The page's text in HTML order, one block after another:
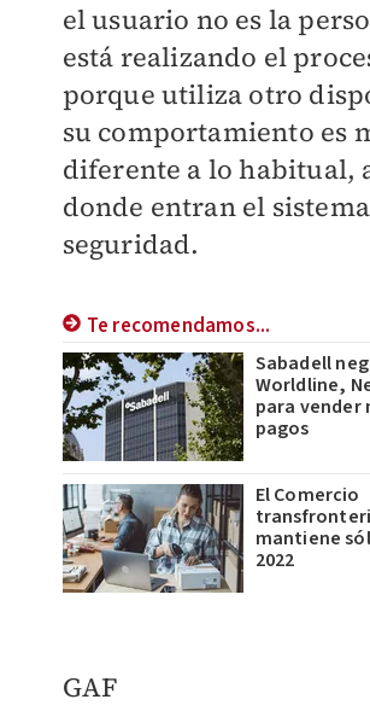
el usuario no es la
está realizando el
porque utiliza otro
su comportamiento es
diferente a lo habitual,
donde entran el
seguridad.
Te recomendamos...
Sabadell
Worldline,
para vender
pagos
El Comercio
mantiene
2022
GAF